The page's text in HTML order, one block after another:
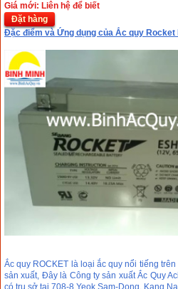
Giá mới: Liên hệ để biết
Đặt hàng
Đặc điểm và Ứng dụng của Ắc quy Rocket
Ắc quy ROCKET là loại ắc quy nổi tiếng
sản xuất, Đây là Công ty sản xuất Ắc Quy
có trụ sở tại 708-8 Yeok Sam-Dong, Kang